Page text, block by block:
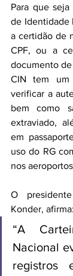
Para que
de Identidade
a certidão de
CPF, ou a
documento de
CIN tem um
verificar a
bem como
extraviado,
em
uso do RG
nos
O
Konder, afirma:
“A
Nacional
registros